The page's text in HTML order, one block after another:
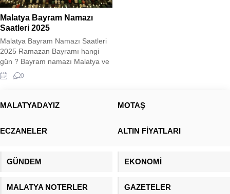
Malatya Bayram Namazı
Saatleri 2025
Malatya Bayram Namazı Saatleri
2025 Ramazan Bayramı hangi
gün ? Bayram namazı Malatya ve
ilçelerinde saat kaçta kılınacak ?
İlçelerde kaç dakika fark var ? İşte
vakitleri aşağıda belirtilmiştir. 2025
Pazar Bayramın 1. günü 31...
0
MALATYADAYIZ MOTAŞ
ECZANELER ALTIN FİYATLARI
GÜNDEM EKONOMİ
MALATYA NOTERLER GAZETELER